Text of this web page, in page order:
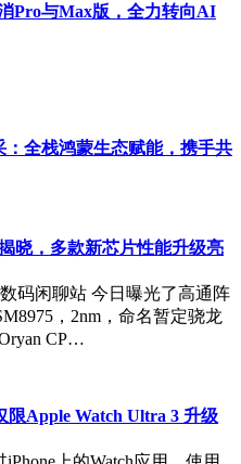
限高地库；越野模式下底
，通过性大幅提升。新
转弯半径5.2m，同时具备原
高清摄像头、3颗毫米波雷
维感知网络，可识别120米
高速、城区无断点NCA领航
位3.0等功能，同时配备全
性能大幅提升。
展上公布其中文名为“大师
底盘2.0与华为乾崑ADS 5智
野版。猛士M817 Ultimate
在普通版基础上进行了全面
Pro与Max版，全力转向AI
：全栈鸿蒙生态赋能，携手共
晓，多款新芯片性能升级亮
码闲聊站 今日曝光了高通阵
，2nm，命名暂定骁龙
CP…
限Apple Watch Ultra 3 升级